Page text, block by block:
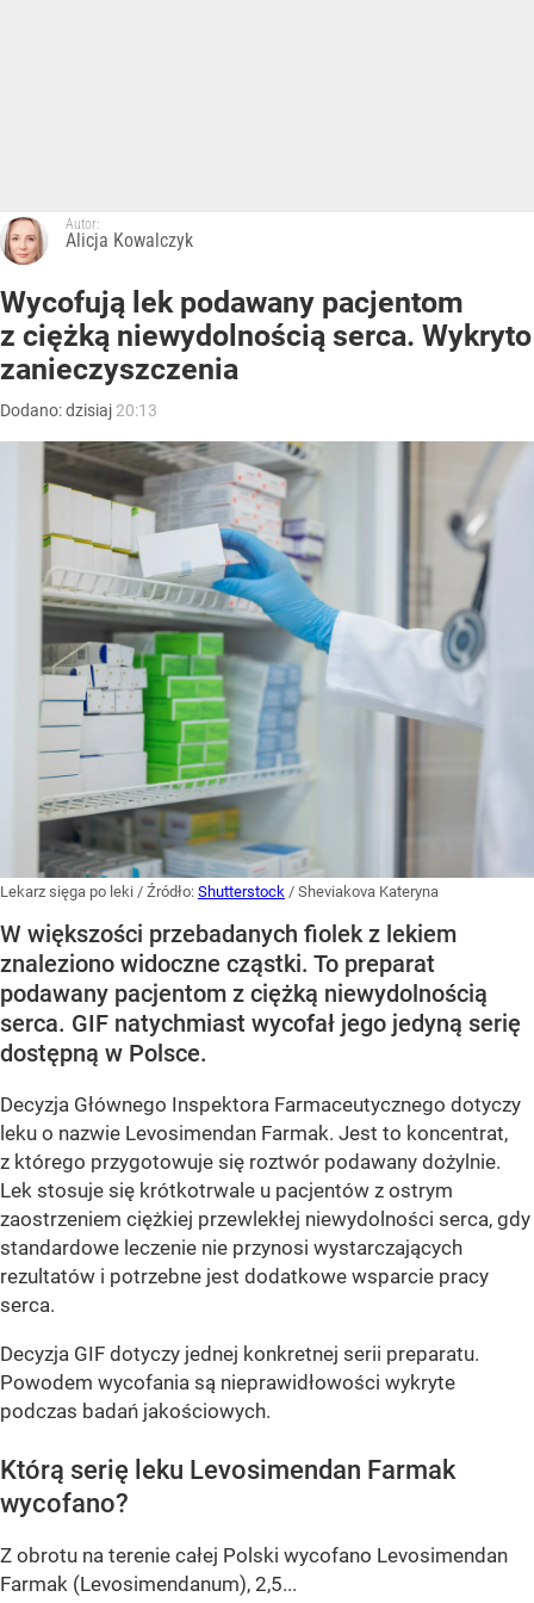
Autor:
Alicja Kowalczyk
Wycofują lek podawany pacjentom
z ciężką niewydolnością serca. Wykryto
zanieczyszczenia
Dodano:dzisiaj 20:13
Lekarz sięga po leki / Źródło: Shutterstock / Sheviakova Kateryna
W większości przebadanych fiolek z lekiem
znaleziono widoczne cząstki. To preparat
podawany pacjentom z ciężką niewydolnością
serca. GIF natychmiast wycofał jego jedyną serię
dostępną w Polsce.
Decyzja Głównego Inspektora Farmaceutycznego dotyczy
leku o nazwie Levosimendan Farmak. Jest to koncentrat,
z którego przygotowuje się roztwór podawany dożylnie.
Lek stosuje się krótkotrwale u pacjentów z ostrym
zaostrzeniem ciężkiej przewlekłej niewydolności serca, gdy
standardowe leczenie nie przynosi wystarczających
rezultatów i potrzebne jest dodatkowe wsparcie pracy
serca.
Decyzja GIF dotyczy jednej konkretnej serii preparatu.
Powodem wycofania są nieprawidłowości wykryte
podczas badań jakościowych.
Którą serię leku Levosimendan Farmak
wycofano?
Z obrotu na terenie całej Polski wycofano Levosimendan
Farmak (Levosimendanum), 2,5...